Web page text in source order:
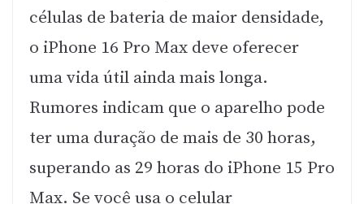
células de bateria de maior densidade,
o iPhone 16 Pro Max deve oferecer
uma vida útil ainda mais longa.
Rumores indicam que o aparelho pode
ter uma duração de mais de 30 horas,
superando as 29 horas do iPhone 15 Pro
Max. Se você usa o celular